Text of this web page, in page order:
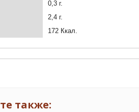
0,3 г.
2,4 г.
172 Ккал.
также: